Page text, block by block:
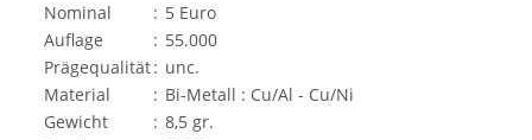
Nominal
: 5 Euro
Auflage
: 55.000
Prägequalität: unc.
Material
: Bi-Metall : Cu/Al - Cu/Ni
Gewicht
: 8,5 gr.